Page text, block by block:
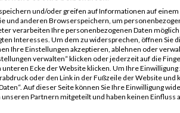
NameJahr Nation
Andreas Wirt 0000 GER
Aspera
GmbH
Andreas Wirt 0000 GER
Aspera
GmbH
Andreas Wirt 0000 GER
Aspera
und/oder greifen auf Informationen auf einem
und anderen Browserspeichern, um
verarbeiten Ihre personenbezogenen Daten
Interesses. Um dem zu widersprechen, öffnen Sie
Ihre Einstellungen akzeptieren, ablehnen oder
verwalten“ klicken oder jederzeit auf die
unteren Ecke der Website klicken. Um Ihre
oder den Link in der Fußzeile der Website und
Auf dieser Seite können Sie Ihre Einwilligung
Partnern mitgeteilt und haben keinen Einfluss